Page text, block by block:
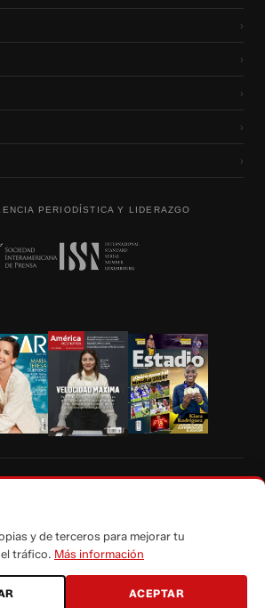
›
›
›
›
›
PERIODÍSTICA Y LIDERAZGO
de todos los contenidos de Vistazo.com.
y de terceros para mejorar tu
tráfico. Más información
ACEPTAR